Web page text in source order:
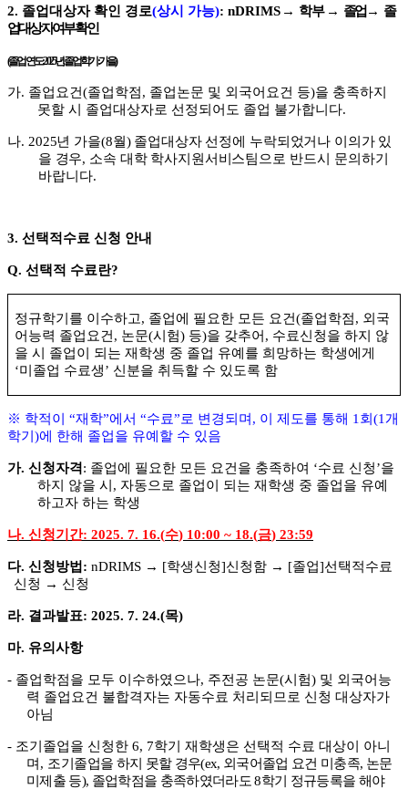
2. 졸업대상자 확인 경로(상시 가능): nDRIMS → 학부 → 졸업 → 졸
업대상자여부 확인
(졸업연도: 2025년졸업학기:가을)
가. 졸업요건(졸업학점, 졸업논문 및 외국어요건 등)을 충족하지
못할 시 졸업대상자로 선정되어도 졸업 불가합니다.
나. 2025년 가을(8월) 졸업대상자 선정에 누락되었거나 이의가 있
을 경우, 소속 대학 학사지원서비스팀 으로 반드시 문의하기
바랍니다.
3. 선택적수료 신청 안내
Q. 선택적 수료란?
정규학기를 이수하고, 졸업에 필요한 모든 요건(졸업학점, 외국
어능력 졸업요건 , 논문(시험) 등)을 갖추어 , 수료신청을 하지 않
을 시 졸업이 되는 재학생 중 졸업 유예를 희망하는 학생에게
‘미졸업 수료생’ 신분을 취득할 수 있도록 함
※ 학적이 “재학”에서 “수료”로 변경되며 , 이 제도를 통해 1 회 (1 개
학기 )에 한해 졸업을 유예할 수 있음
가. 신청자격: 졸업에 필요한 모든 요건을 충족하여 ‘수료 신청’을
하지 않을 시 , 자동으로 졸업이 되는 재학생 중 졸업을 유예
하고자 하는 학생
나. 신청기간: 2025. 7. 16.(수) 10:00 ~ 18.(금) 23:59
다. 신청방법 : nDRIMS → [학생신청]신청함 → [졸업]선택적수료
신청 → 신청
라. 결과발표: 2025. 7. 24.(목)
마. 유의사항
- 졸업학점을 모두 이수하였으나, 주전공 논문(시험) 및 외국어능
력 졸업요건 불합격자는 자동수료 처리되므로 신청 대상자가
아님
- 조기졸업을 신청한 6, 7학기 재학생은 선택적 수료 대상이 아니
며 , 조기졸업을 하지 못할 경우(ex, 외국어졸업 요건 미충족, 논문
미제출 등), 졸업학점을 충족하였더라도8학기 정규등록을 해야